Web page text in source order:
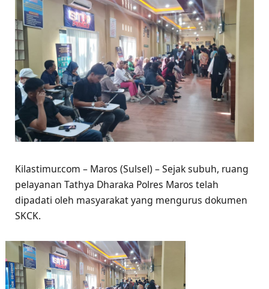
Kilastimur.com – Maros (Sulsel) – Sejak subuh, ruang
pelayanan Tathya Dharaka Polres Maros telah
dipadati oleh masyarakat yang mengurus dokumen
SKCK.